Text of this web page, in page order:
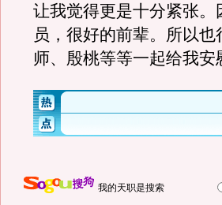
让我觉得更是十分紧张
员，很好的前辈。所以
师、殷桃等等一起给我
我的天职是搜索